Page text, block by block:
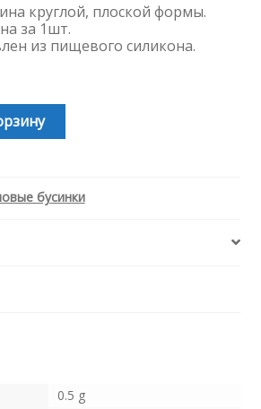
круглой, плоской формы.
за 1шт.
из пищевого силикона.
бусинки
0.5 g